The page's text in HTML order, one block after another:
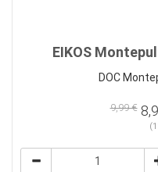
EIKOS
DOC
9,99 €